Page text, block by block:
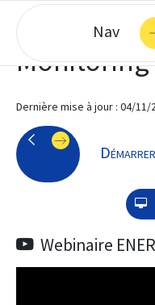
Se rendre au contenu
Nav
Dernière mise à jour : 04/11/